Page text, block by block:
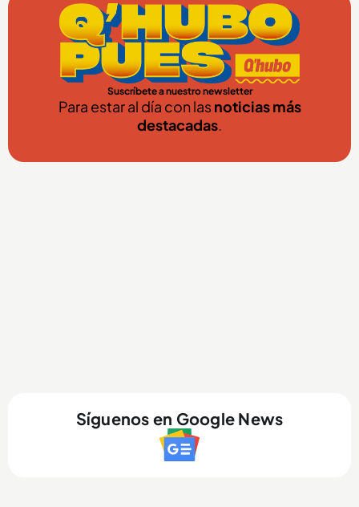
Suscríbete a nuestro newsletter
Para estar al día con lasnoticias más
destacadas.
Síguenos en Google News